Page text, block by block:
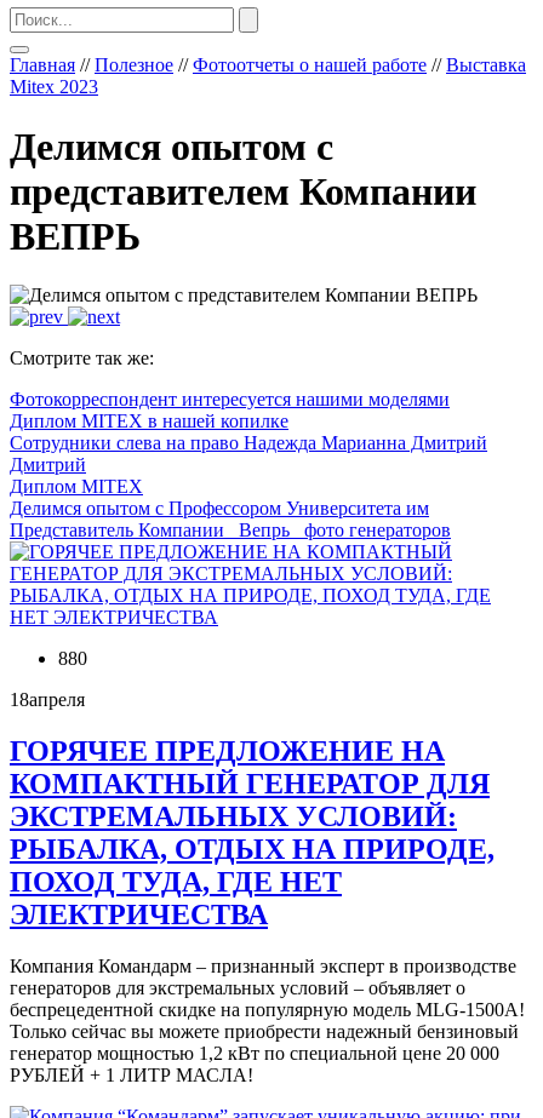
Главная //Полезное //Фотоотчеты о нашей работе //Выставка
Mitex 2023
Делимся опытом с
представителем Компании
ВЕПРЬ
Смотрите так же:
Фотокорреспондент интересуется нашими моделями
Диплом MITEX в нашей копилке
Сотрудники слева на право Надежда Марианна Дмитрий
Дмитрий
Диплом MITEX
Делимся опытом с Профессором Университета им
Представитель Компании _Вепрь_ фото генераторов
880
18апреля
ГОРЯЧЕЕ ПРЕДЛОЖЕНИЕ НА
КОМПАКТНЫЙ ГЕНЕРАТОР ДЛЯ
ЭКСТРЕМАЛЬНЫХ УСЛОВИЙ:
РЫБАЛКА, ОТДЫХ НА ПРИРОДЕ,
ПОХОД ТУДА, ГДЕ НЕТ
ЭЛЕКТРИЧЕСТВА
Компания Командарм – признанный эксперт в производстве
генераторов для экстремальных условий – объявляет о
беспрецедентной скидке на популярную модель MLG-1500A!
Только сейчас вы можете приобрести надежный бензиновый
генератор мощностью 1,2 кВт по специальной цене 20 000
РУБЛЕЙ + 1 ЛИТР МАСЛА!